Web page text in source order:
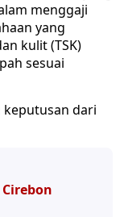
menggaji
yang
kulit (TSK)
sesuai
keputusan dari